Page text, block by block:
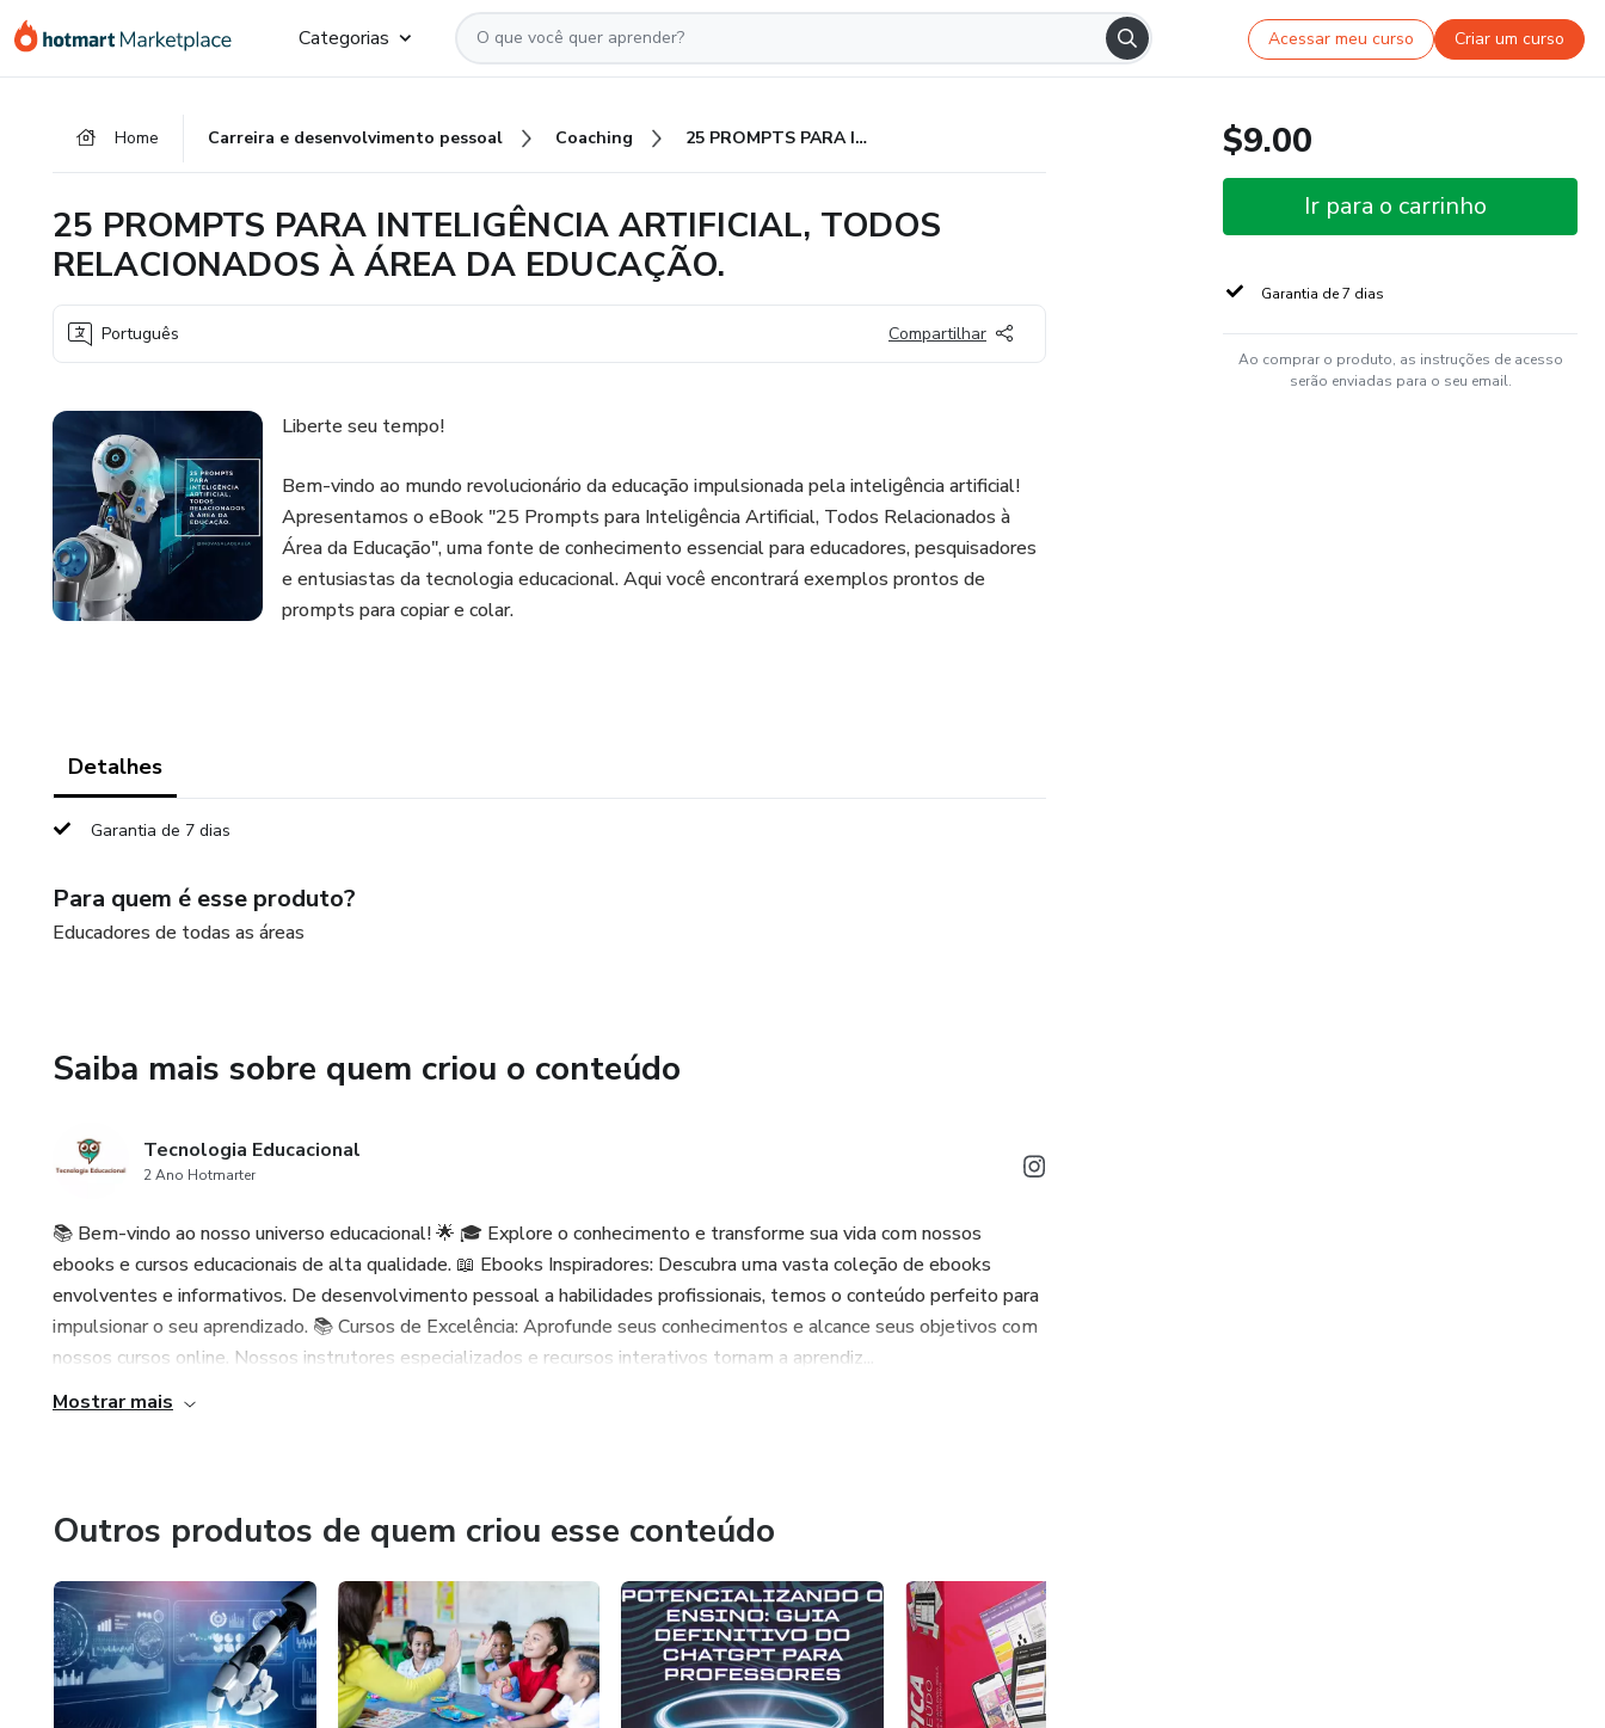
para
para
para
Categorias Acessar meu curso Criar um curso
Home Carreira e desenvolvimento pessoal Coaching 25 PROMPTS PARA INTELIGÊNCIA ARTIFICIAL, TODOS RELACIONADOS À ÁREA DA EDUCAÇÃO.
25 PROMPTS PARA INTELIGÊNCIA ARTIFICIAL, TODOS
RELACIONADOS À ÁREA DA EDUCAÇÃO.
Português Compartilhar
Liberte seu tempo!
Bem-vindo ao mundo revolucionário da educação impulsionada pela inteligência artificial!
Apresentamos o eBook "25 Prompts para Inteligência Artificial, Todos Relacionados à
Área da Educação", uma fonte de conhecimento essencial para educadores, pesquisadores
e entusiastas da tecnologia educacional. Aqui você encontrará exemplos prontos de
prompts para copiar e colar.
Detalhes
Garantia de 7 dias
Para quem é esse produto?
Educadores de todas as áreas
Saiba mais sobre quem criou o conteúdo
Tecnologia Educacional
2 Ano Hotmarter
📚 Bem-vindo ao nosso universo educacional! 🌟 🎓 Explore o conhecimento e transforme sua vida com nossos
ebooks e cursos educacionais de alta qualidade. 📖 Ebooks Inspiradores: Descubra uma vasta coleção de ebooks
envolventes e informativos. De desenvolvimento pessoal a habilidades profissionais, temos o conteúdo perfeito para
impulsionar o seu aprendizado. 📚 Cursos de Excelência: Aprofunde seus conhecimentos e alcance seus objetivos com
nossos cursos online. Nossos instrutores especializados e recursos interativos tornam a aprendiz...
Mostrar mais
Outros produtos de quem criou esse conteúdo
$9.00
Ir para o carrinho
Garantia de 7 dias
Ao comprar o produto, as instruções de acesso
serão enviadas para o seu email.